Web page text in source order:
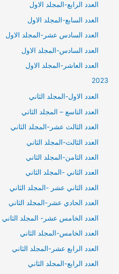
العدد الرابع-المجلد الاول
العدد السابع-المجلد الاول
العدد السادس عشر-المجلد الاول
العدد السادس-المجلد الاول
العدد العاشر-المجلد الاول
2023
العدد الاول-المجلد الثاني
العدد التاسع – المجلد الثاني
العدد الثالث عشر-المجلد الثاني
العدد الثالث-المجلد الثاني
العدد الثامن-المجلد الثاني
العدد الثاني -المجلد الثاني
العدد الثاني عشر -المجلد الثاني
العدد الحادي عشر-المجلد الثاني
العدد الخامس عشر- المجلد الثاني
العدد الخامس-المجلد الثاني
العدد الرابع عشر-المجلد الثاني
العدد الرابع-المجلد الثاني